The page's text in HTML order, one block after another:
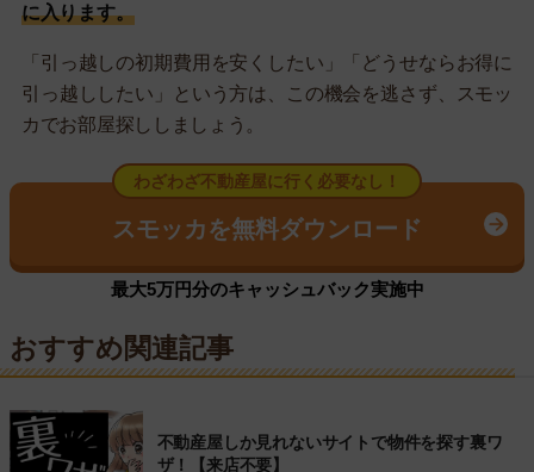
に入ります。
「引っ越しの初期費用を安くしたい」「どうせならお得に
引っ越ししたい」という方は、この機会を逃さず、スモッ
カでお部屋探ししましょう。
わざわざ不動産屋に行く必要なし！
スモッカを無料ダウンロード
最大5万円分のキャッシュバック実施中
おすすめ関連記事
不動産屋しか見れないサイトで物件を探す裏ワ
ザ！【来店不要】